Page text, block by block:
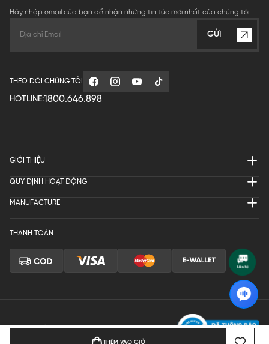
THÊM VÀO GIỎ
Hãy nhập email của bạn để nhận những tin tức mới nhất của chúng tôi
GỬI
THEO DÕI CHÚNG TÔI
HOTLINE:1800.646.898
GIỚI THIỆU
QUY ĐỊNH HOẠT ĐỘNG
MANUFACTURE
THANH TOÁN
Bản quyền © 2024 KGVIETNAM